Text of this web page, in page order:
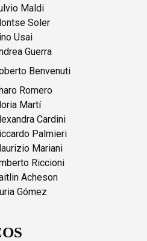
Maldi
Soler
Usai
Guerra
Benvenuti
Romero
Martí
Cardini
Palmieri
Mariani
Riccioni
Acheson
Gómez